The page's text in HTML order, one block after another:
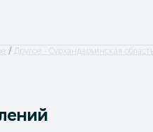
Другое - Сурхандарьинская область